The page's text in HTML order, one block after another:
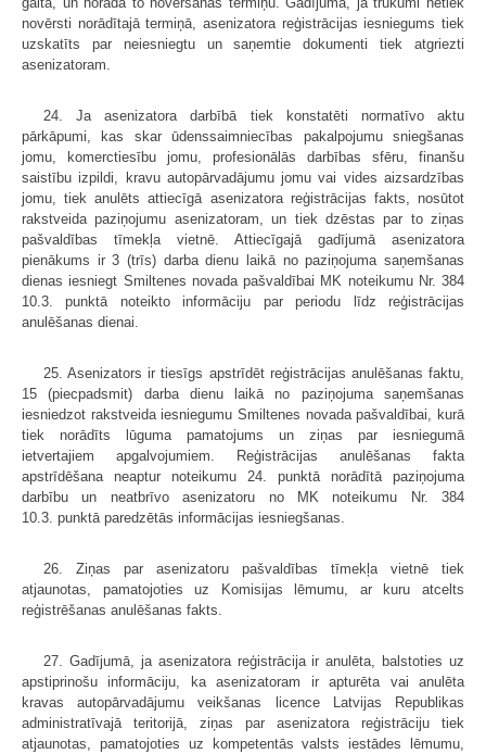
novērsti norādītajā termiņā, asenizatora reģistrācijas iesniegums tiek
uzskatīts par neiesniegtu un saņemtie dokumenti tiek atgriezti
asenizatoram.
24. Ja asenizatora darbībā tiek konstatēti normatīvo aktu
pārkāpumi, kas skar ūdenssaimniecības pakalpojumu sniegšanas
jomu, komerctiesību jomu, profesionālās darbības sfēru, finanšu
saistību izpildi, kravu autopārvadājumu jomu vai vides aizsardzības
jomu, tiek anulēts attiecīgā asenizatora reģistrācijas fakts, nosūtot
rakstveida paziņojumu asenizatoram, un tiek dzēstas par to ziņas
pašvaldības tīmekļa vietnē. Attiecīgajā gadījumā asenizatora
pienākums ir 3 (trīs) darba dienu laikā no paziņojuma saņemšanas
dienas iesniegt Smiltenes novada pašvaldībai MK noteikumu Nr. 384
10.3. punktā noteikto informāciju par periodu līdz reģistrācijas
anulēšanas dienai.
25. Asenizators ir tiesīgs apstrīdēt reģistrācijas anulēšanas faktu,
15 (piecpadsmit) darba dienu laikā no paziņojuma saņemšanas
iesniedzot rakstveida iesniegumu Smiltenes novada pašvaldībai, kurā
tiek norādīts lūguma pamatojums un ziņas par iesniegumā
ietvertajiem apgalvojumiem. Reģistrācijas anulēšanas fakta
apstrīdēšana neaptur noteikumu 24. punktā norādītā paziņojuma
darbību un neatbrīvo asenizatoru no MK noteikumu Nr. 384
10.3. punktā paredzētās informācijas iesniegšanas.
26. Ziņas par asenizatoru pašvaldības tīmekļa vietnē tiek
atjaunotas, pamatojoties uz Komisijas lēmumu, ar kuru atcelts
reģistrēšanas anulēšanas fakts.
27. Gadījumā, ja asenizatora reģistrācija ir anulēta, balstoties uz
apstiprinošu informāciju, ka asenizatoram ir apturēta vai anulēta
kravas autopārvadājumu veikšanas licence Latvijas Republikas
administratīvajā teritorijā, ziņas par asenizatora reģistrāciju tiek
atjaunotas, pamatojoties uz kompetentās valsts iestādes lēmumu,